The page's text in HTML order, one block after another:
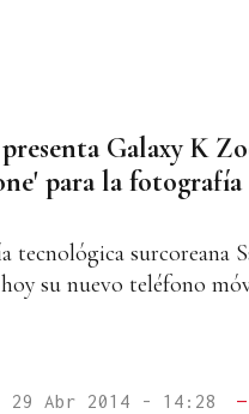
Galaxy K
para la fotografía
tecnológica surcoreana
su nuevo teléfono
29 Abr 2014 - 14:28
—